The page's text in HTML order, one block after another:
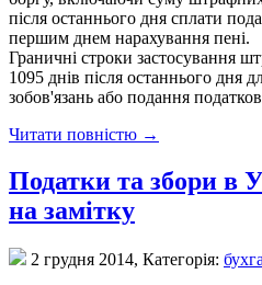
після останнього дня сплати
першим днем нарахування пені.
Граничні строки застосування
1095 днів після останнього дня
зобов'язань або подання
Читати повністю →
Податки та збори в
на замітку
2 грудня 2014, Категорія: